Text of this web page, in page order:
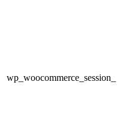
wp_woocommerce_session_